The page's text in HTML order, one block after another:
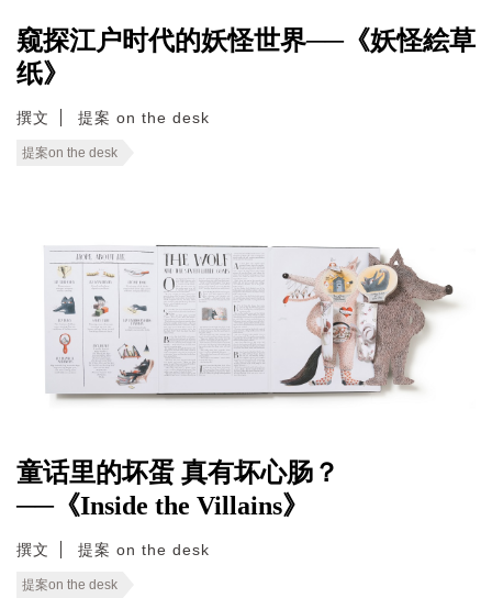
窥探江户时代的妖怪世界──《妖怪絵草
纸》
撰文 提案 on the desk
提案on the desk
童话里的坏蛋 真有坏心肠？
──《Inside the Villains》
撰文 提案 on the desk
提案on the desk